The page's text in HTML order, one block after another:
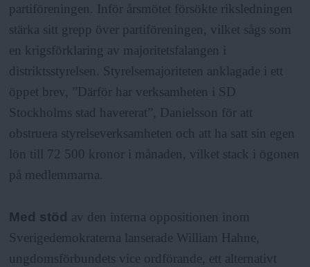
partiföreningen. Inför årsmötet försökte riksledningen
stärka sitt grepp över partiföreningen, vilket sågs som
en krigsförklaring av majoritetsfalangen i
distriktsstyrelsen. Styrelsemajoriteten anklagade i ett
öppet brev, ”Därför har verksamheten i SD
Stockholms stad havererat”, Danielsson för att
obstruera styrelseverksamheten och att ha satt sin egen
lön till 72 500 kronor i månaden, vilket stack i ögonen
på medlemmarna.
Med stöd av den interna oppositionen inom
Sverigedemokraterna lanserade William Hahne,
ungdomsförbundets vice ordförande, ett alternativt